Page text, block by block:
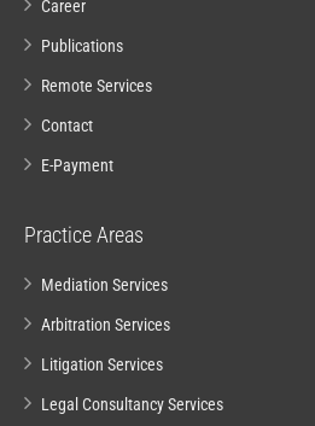
Career
Publications
Remote Services
Contact
E-Payment
Practice Areas
Mediation Services
Arbitration Services
Litigation Services
Legal Consultancy Services